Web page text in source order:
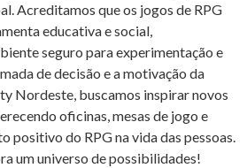
Acreditamos que os jogos de RPG
educativa e social,
seguro para experimentação e
de decisão e a motivação da
Nordeste, buscamos inspirar novos
oficinas, mesas de jogo e
positivo do RPG na vida das pessoas.
um universo de possibilidades!